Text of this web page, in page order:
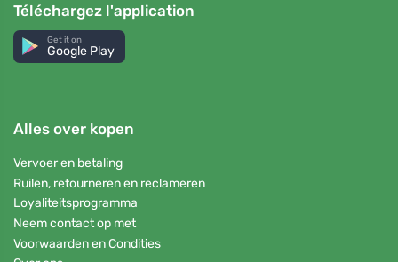
Téléchargez l'application
Get it on
Google Play
Alles over kopen
Vervoer en betaling
Ruilen, retourneren en reclameren
Loyaliteitsprogramma
Neem contact op met
Voorwaarden en Condities